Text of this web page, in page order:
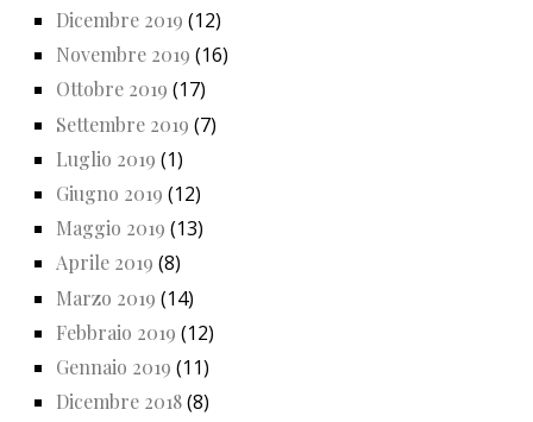
Dicembre 2019 (12)
Novembre 2019 (16)
Ottobre 2019 (17)
Settembre 2019 (7)
Luglio 2019 (1)
Giugno 2019 (12)
Maggio 2019 (13)
Aprile 2019 (8)
Marzo 2019 (14)
Febbraio 2019 (12)
Gennaio 2019 (11)
Dicembre 2018(8)